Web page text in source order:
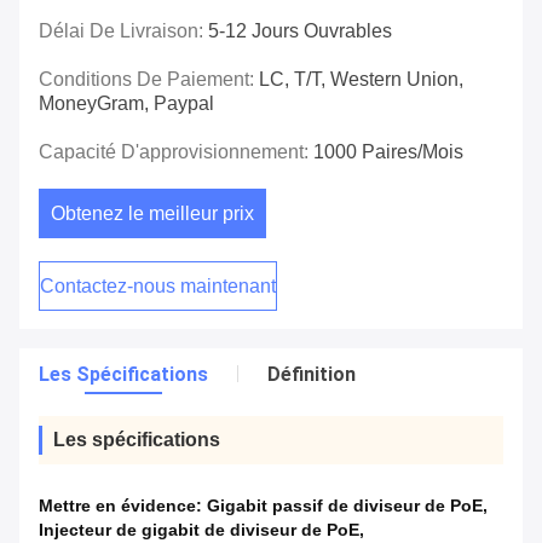
Délai De Livraison: 5-12 Jours Ouvrables
Conditions De Paiement: LC, T/T, Western Union,
MoneyGram, Paypal
Capacité D'approvisionnement: 1000 Paires/mois
Obtenez le meilleur prix
Contactez-nous maintenant
Les Spécifications Définition
Les spécifications
Mettre en évidence: Gigabit passif de diviseur de PoE,
Injecteur de gigabit de diviseur de PoE,